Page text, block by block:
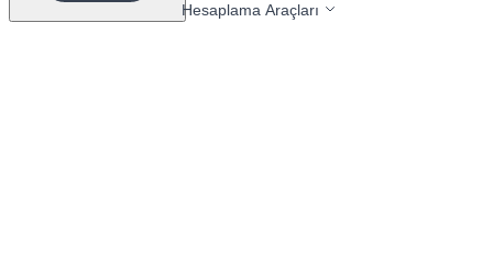
Hesaplama Araçları